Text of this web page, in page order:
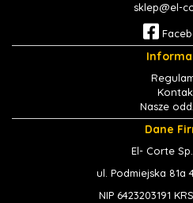
sklep@el-
Nasze
Dane
El- Corte
ul. Podmiejska 81a
NIP 6423203191